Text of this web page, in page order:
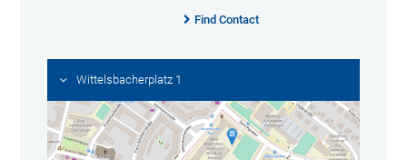
Find Contact
Wittelsbacherplatz 1